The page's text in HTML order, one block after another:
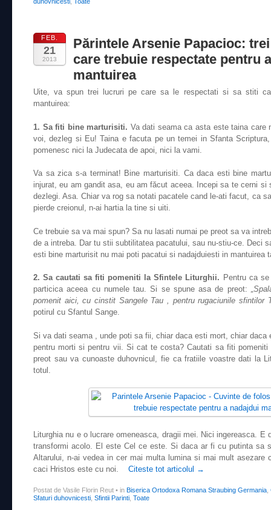
FEB.
21
2013
Părintele Arsenie Papacioc:
care trebuie respectate pentru
mantuirea
Uite, va spun trei lucruri pe care sa le respectati si sa stiti
mantuirea:
1. Sa fiti bine marturisiti. Va dati seama ca asta este taina care
voi, dezleg si Eu! Taina e facuta pe un temei in Sfanta
pomenesc nici la Judecata de apoi, nici la vami.
Va sa zica s-a terminat! Bine marturisiti. Ca daca esti bine
injurat, eu am gandit asa, eu am făcut aceea. Incepi sa te cerni
dezlegi. Asa. Chiar va rog sa notati pacatele cand le-ati facut, ca
pierde creionul, n-ai hartia la tine si uiti.
Ce trebuie sa va mai spun? Sa nu lasati numai pe preot sa va
de a intreba. Dar tu stii subtilitatea pacatului, sau nu-stiu-ce. Deci
esti bine marturisit nu mai poti pacatui si nadajduiesti in mantuirea
2. Sa cautati sa fiti pomeniti la Sfintele Liturghii. Pentru ca
particica aceea cu numele tau. Si se spune asa de preot:
pomenit aici, cu cinstit Sangele Tau , pentru rugaciunile sfintilor
potirul cu Sfantul Sange.
Si va dati seama , unde poti sa fii, chiar daca esti mort, chiar
pentru morti si pentru vii. Si cat te costa? Cautati sa fiti
preot sau va cunoaste duhovnicul, fie ca fratiile voastre dati la
totul.
Liturghia nu e o lucrare omeneasca, dragii mei. Nici ingereasca.
transformi acolo. El este Cel ce este. Si daca ar fi cu putinta sa
Altarului, n-ai vedea in cer mai multa lumina si mai mult asezare
caci Hristos este cu noi. Citeste tot articolul →
Postat de Vasile Florin Reut • in Biserica Ortodoxa Romana Straubing Germania
Sfaturi duhovnicesti Sfintii Parinti Toate